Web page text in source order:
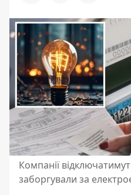
Компанії
заборгували за